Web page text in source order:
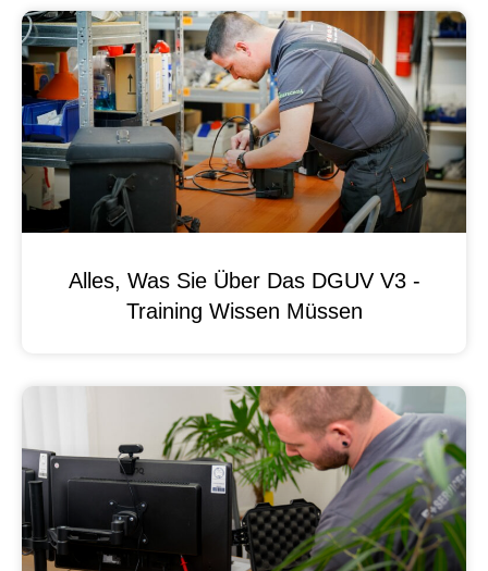
Alles, Was Sie Über Das DGUV V3 -
Training Wissen Müssen